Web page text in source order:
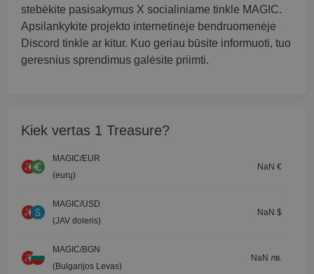
stebėkite pasisakymus X socialiniame tinkle MAGIC.
Apsilankykite projekto internetinėje bendruomenėje
Discord tinkle ar kitur. Kuo geriau būsite informuoti, tuo
geresnius sprendimus galėsite priimti.
Kiek vertas 1 Treasure?
MAGIC/EUR
(eurų)
NaN €
MAGIC/USD
(JAV doleris)
NaN $
MAGIC/BGN
(Bulgarijos Levas)
NaN лв.